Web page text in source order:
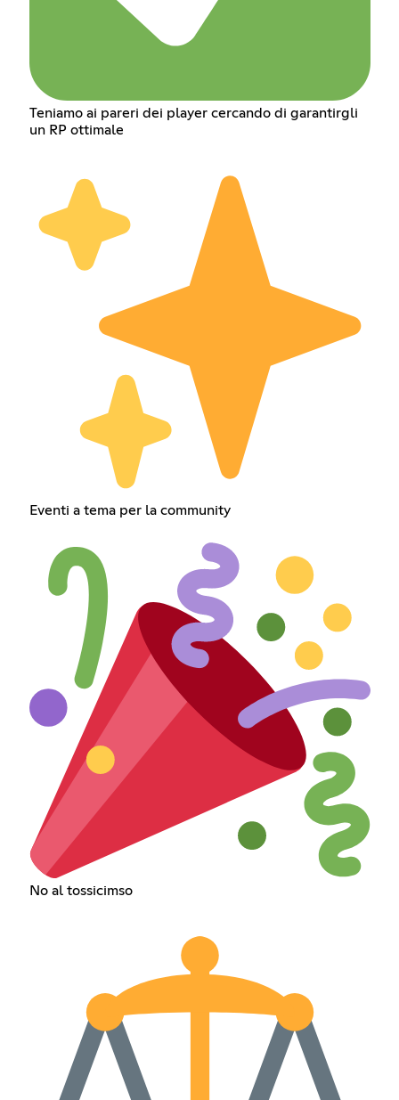
Teniamo ai pareri dei player cercando di garantirgli
un RP ottimale
Eventi a tema per la community
No al tossicimso